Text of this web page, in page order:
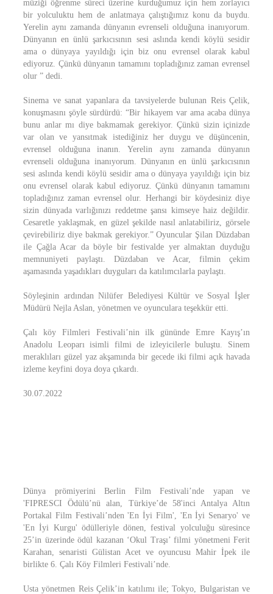
müziği öğrenme süreci üzerine kurduğumuz için hem zorlayıcı
bir yolculuktu hem de anlatmaya çalıştığımız konu da buydu.
Yerelin aynı zamanda dünyanın evrenseli olduğuna inanıyorum.
Dünyanın en ünlü şarkıcısının sesi aslında kendi köylü sesidir
ama o dünyaya yayıldığı için biz onu evrensel olarak kabul
ediyoruz. Çünkü dünyanın tamamını topladığınız zaman evrensel
olur ” dedi.
Sinema ve sanat yapanlara da tavsiyelerde bulunan Reis Çelik,
konuşmasını şöyle sürdürdü: “Bir hikayem var ama acaba dünya
bunu anlar mı diye bakmamak gerekiyor. Çünkü sizin içinizde
var olan ve yansıtmak istediğiniz her duygu ve düşüncenin,
evrensel olduğuna inanın. Yerelin aynı zamanda dünyanın
evrenseli olduğuna inanıyorum. Dünyanın en ünlü şarkıcısının
sesi aslında kendi köylü sesidir ama o dünyaya yayıldığı için biz
onu evrensel olarak kabul ediyoruz. Çünkü dünyanın tamamını
topladığınız zaman evrensel olur. Herhangi bir köydesiniz diye
sizin dünyada varlığınızı reddetme şansı kimseye haiz değildir.
Cesaretle yaklaşmak, en güzel şekilde nasıl anlatabiliriz, görsele
çevirebiliriz diye bakmak gerekiyor.” Oyuncular Şilan Düzdaban
ile Çağla Acar da böyle bir festivalde yer almaktan duyduğu
memnuniyeti paylaştı. Düzdaban ve Acar, filmin çekim
aşamasında yaşadıkları duyguları da katılımcılarla paylaştı.
Söyleşinin ardından Nilüfer Belediyesi Kültür ve Sosyal İşler
Müdürü Nejla Aslan, yönetmen ve oyunculara teşekkür etti.
Çalı köy Filmleri Festivali’nin ilk gününde Emre Kayış’ın
Anadolu Leoparı isimli filmi de izleyicilerle buluştu. Sinem
meraklıları güzel yaz akşamında bir gecede iki filmi açık havada
izleme keyfini doya doya çıkardı.
30.07.2022
Dünya prömiyerini Berlin Film Festivali’nde yapan ve
'FIPRESCI Ödülü’nü alan, Türkiye’de 58'inci Antalya Altın
Portakal Film Festivali’nden 'En İyi Film', 'En İyi Senaryo' ve
'En İyi Kurgu' ödülleriyle dönen, festival yolculuğu süresince
25’in üzerinde ödül kazanan ‘Okul Traşı’ filmi yönetmeni Ferit
Karahan, senaristi Gülistan Acet ve oyuncusu Mahir İpek ile
birlikte 6. Çalı Köy Filmleri Festivali’nde.
Usta yönetmen Reis Çelik’in katılımı ile; Tokyo, Bulgaristan ve